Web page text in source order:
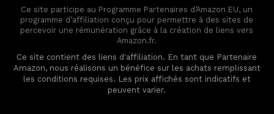
Ce site participe au Programme Partenaires d’Amazon EU, un
programme d’affiliation conçu pour permettre à des sites de
percevoir une rémunération grâce à la création de liens vers
Amazon.fr.
Ce site contient des liens d'affiliation. En tant que Partenaire
Amazon, nous réalisons un bénéfice sur les achats remplissant
les conditions requises. Les prix affichés sont indicatifs et
peuvent varier.